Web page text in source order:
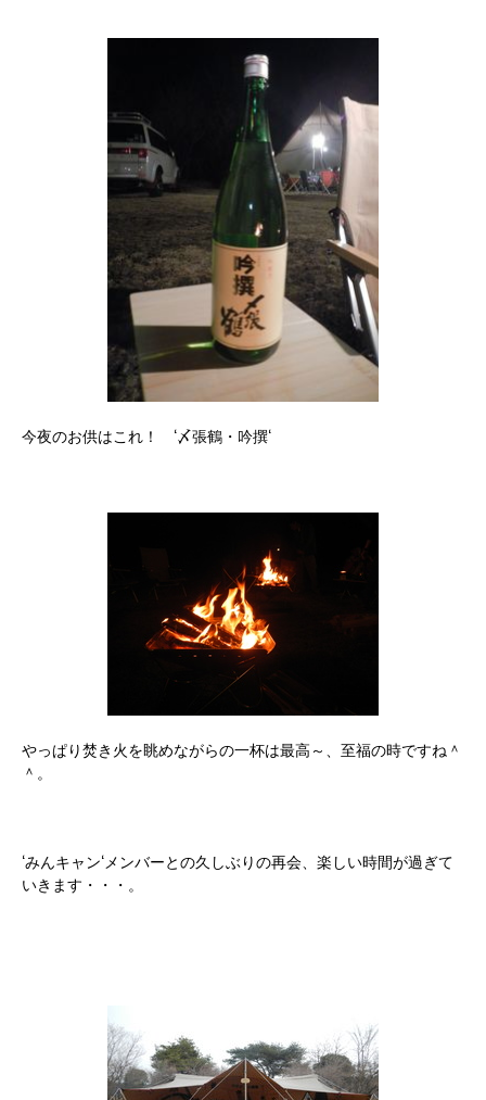
今夜のお供はこれ！ ‘〆張鶴・吟撰‘
やっぱり焚き火を眺めながらの一杯は最高～、至福の時ですね＾
＾。
‘みんキャン‘メンバーとの久しぶりの再会、楽しい時間が過ぎて
いきます・・・。